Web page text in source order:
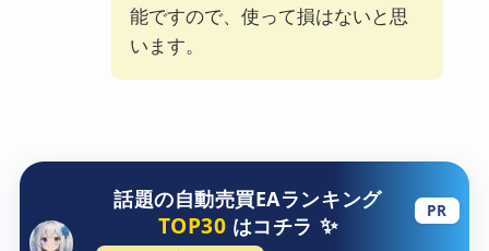
能ですので、使って損はないと思
います。
話題の自動売買EAランキング
TOP30 はコチラ ✨ PR